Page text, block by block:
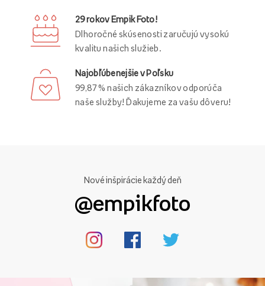
29 rokov Empik Foto!
Dlhoročné skúsenosti zaručujú vysokú
kvalitu našich služieb.
Najobľúbenejšie v Poľsku
99,87 % našich zákazníkov odporúča
naše služby! Ďakujeme za vašu dôveru!
Nové inšpirácie každý deň
@empikfoto